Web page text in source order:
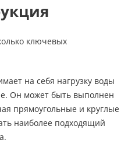
ключевых
на себя нагрузку воды
Он может быть выполнен
прямоугольные и круглые
наиболее подходящий